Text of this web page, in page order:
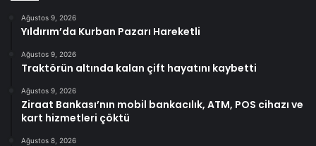
Ağustos 9, 2026
Yıldırım’da Kurban Pazarı Hareketli
Ağustos 9, 2026
Traktörün altında kalan çift hayatını kaybetti
Ağustos 9, 2026
Ziraat Bankası’nın mobil bankacılık, ATM, POS cihazı ve
kart hizmetleri çöktü
Ağustos 8, 2026